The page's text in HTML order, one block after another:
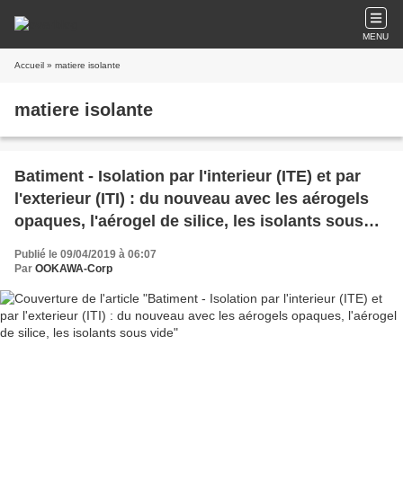
MENU
Accueil » matiere isolante
matiere isolante
Batiment - Isolation par l'interieur (ITE) et par
l'exterieur (ITI) : du nouveau avec les aérogels
opaques, l'aérogel de silice, les isolants sous
vide
Publié le 09/04/2019 à 06:07
Par OOKAWA-Corp